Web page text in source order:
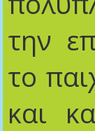
την
το
και